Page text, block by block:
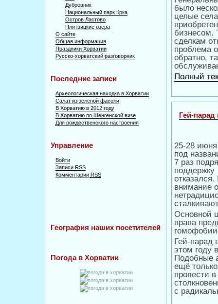
Дубровник
Национальный парк Крка
Остров Ластово
Плитвицкие озера
О сайте
Общая информация
Праздники Хорватии
Русско-хорватский разговорник
Последние записи
Археологическая находка в Хорватии
Салат из зеленой фасоли
В Хорватию в 2012 году
В Хорватию по Шенгенской визе
Для рождественского настроения
Управление
Войти
Записи RSS
Комментарии RSS
География наших посетителей
Погода в Хорватии
было
целые
бизнесом.
сделкам
проблема
обратно,
Полный
Гей-парад
25-28
под
7 раз
поддержку
внимание
Основной
права
Гей-парад
этом году
Подобные
ещё
провести
с